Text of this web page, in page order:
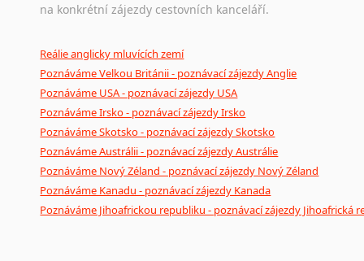
na konkrétní zájezdy cestovních kanceláří.
Reálie anglicky mluvících zemí
Poznáváme Velkou Británii - poznávací zájezdy Anglie
Poznáváme USA - poznávací zájezdy USA
Poznáváme Irsko - poznávací zájezdy Irsko
Poznáváme Skotsko - poznávací zájezdy Skotsko
Poznáváme Austrálii - poznávací zájezdy Austrálie
Poznáváme Nový Zéland - poznávací zájezdy Nový Zéland
Poznáváme Kanadu - poznávací zájezdy Kanada
Poznáváme Jihoafrickou republiku - poznávací zájezdy Jihoafrická